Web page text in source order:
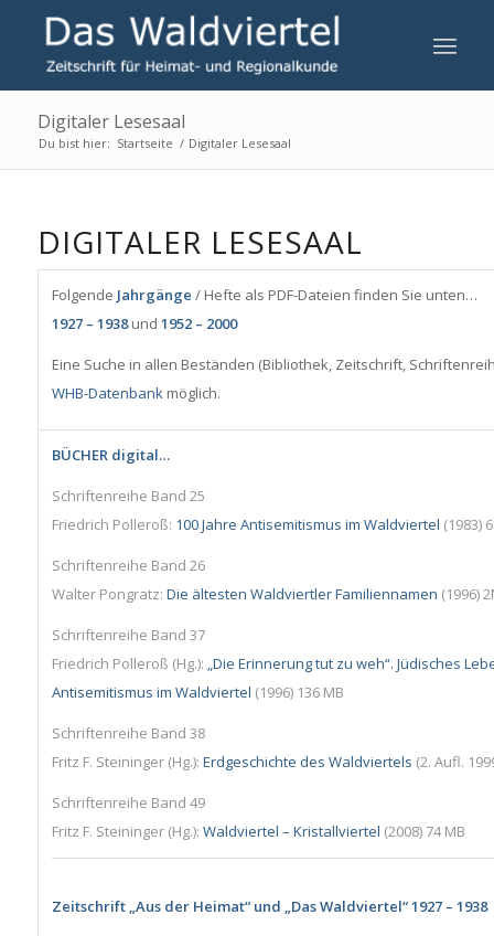
Digitaler Lesesaal
Du bist hier: Startseite / Digitaler Lesesaal
DIGITALER LESESAAL
Folgende Jahrgänge / Hefte als PDF-Dateien finden Sie unten…
1927 – 1938und 1952 – 2000
Eine Suche in allen Beständen (Bibliothek, Zeitschrift,
WHB-Datenbankmöglich.
BÜCHER digital…
Schriftenreihe Band 25
Friedrich Polleroß: 100 Jahre Antisemitismus im Waldviertel (1983)
Schriftenreihe Band 26
Walter Pongratz: Die ältesten Waldviertler Familiennamen (1996)
Schriftenreihe Band 37
Friedrich Polleroß (Hg.): „Die Erinnerung tut zu weh“. Jüdisches
Antisemitismus im Waldviertel (1996) 136 MB
Schriftenreihe Band 38
Fritz F. Steininger (Hg.): Erdgeschichte des Waldviertels (2. Aufl.
Schriftenreihe Band 49
Fritz F. Steininger (Hg.): Waldviertel – Kristallviertel (2008) 74 MB
Zeitschrift „Aus der Heimat“ und „Das Waldviertel“ 1927 – 1938